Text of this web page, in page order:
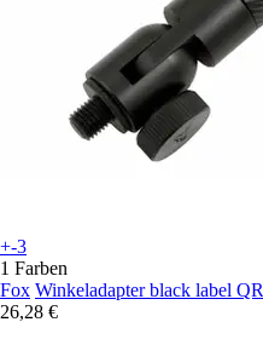
+-3
1 Farben
Fox Winkeladapter black label QR
26,28 €